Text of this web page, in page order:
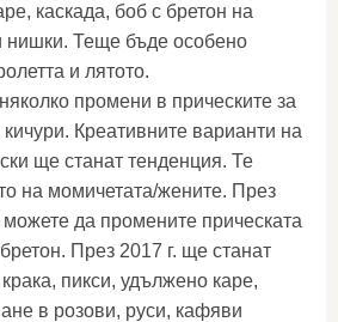
каскада, боб с бретон на
нишки. Теще бъде особено
и лятото.
промени в прическите за
Креативните варианти на
ще станат тенденция. Те
на момичетата/жените. През
можете да промените прическата
През 2017 г. ще станат
пикси, удължено каре,
в розови, руси, кафяви